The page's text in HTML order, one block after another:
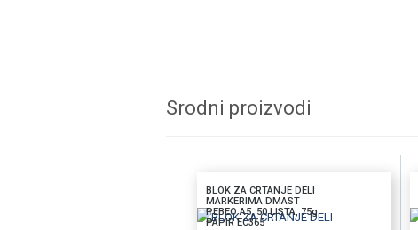
Srodni proizvodi
BLOK ZA CRTANJE DELI
MARKERIMA DMAST
PEBEO A5, 50 LISTA, 75g
PAPIR EC365